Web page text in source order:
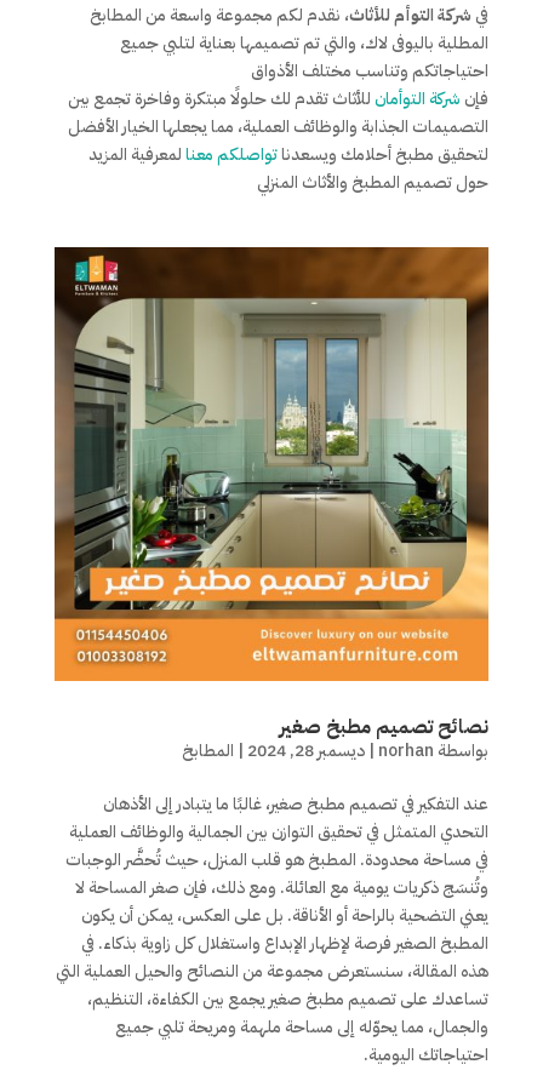
في شركة التوأم للأثاث، نقدم لكم مجموعة واسعة من المطابخ
المطلية باليوفى لاك، والتي تم تصميمها بعناية لتلبي جميع
احتياجاتكم وتناسب مختلف الأذواق
فإن شركة التوأمانللأثاث تقدم لك حلولًا مبتكرة وفاخرة تجمع بين
التصميمات الجذابة والوظائف العملية، مما يجعلها الخيار الأفضل
لتحقيق مطبخ أحلامك ويسعدناتواصلكم معنالمعرفية المزيد
حول تصميم المطبخ والأثاث المنزلي
نصائح تصميم مطبخ صغير
بواسطة norhan
| ديسمبر 28, 2024 | المطابخ
عند التفكير في تصميم مطبخ صغير، غالبًا ما يتبادر إلى الأذهان
التحدي المتمثل في تحقيق التوازن بين الجمالية والوظائف العملية
في مساحة محدودة. المطبخ هو قلب المنزل، حيث تُحضَّر الوجبات
وتُنسَج ذكريات يومية مع العائلة. ومع ذلك، فإن صغر المساحة لا
يعني التضحية بالراحة أو الأناقة. بل على العكس، يمكن أن يكون
المطبخ الصغير فرصة لإظهار الإبداع واستغلال كل زاوية بذكاء. في
هذه المقالة، سنستعرض مجموعة من النصائح والحيل العملية التي
تساعدك على تصميم مطبخ صغير يجمع بين الكفاءة، التنظيم،
والجمال، مما يحوّله إلى مساحة ملهمة ومريحة تلبي جميع
احتياجاتك اليومية.